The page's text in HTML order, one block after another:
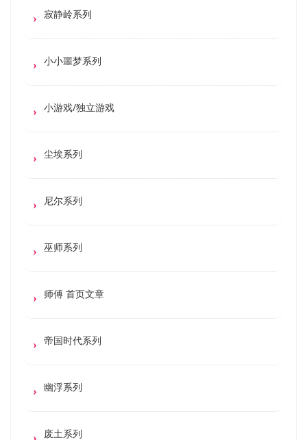
寂静岭系列
小小噩梦系列
小游戏/独立游戏
尘埃系列
尼尔系列
巫师系列
师傅 首页文章
帝国时代系列
幽浮系列
废土系列